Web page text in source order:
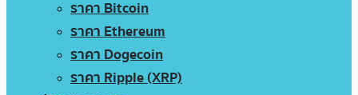
ราคา Bitcoin
ราคา Ethereum
ราคา Dogecoin
ราคา Ripple (XRP)